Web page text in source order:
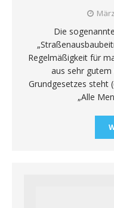
Die
Regelmäßigkeit für
aus sehr
Grundgesetzes steht
„Alle